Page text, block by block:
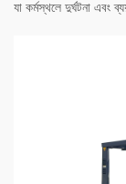
যা কর্মস্থলে দুর্ঘটনা এবং